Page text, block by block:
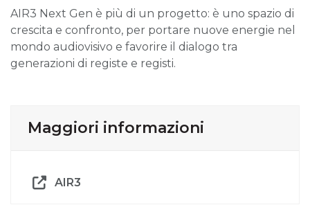
AIR3 Next Gen è più di un progetto: è uno spazio di
crescita e confronto, per portare nuove energie nel
mondo audiovisivo e favorire il dialogo tra
generazioni di registe e registi.
Maggiori informazioni
AIR3